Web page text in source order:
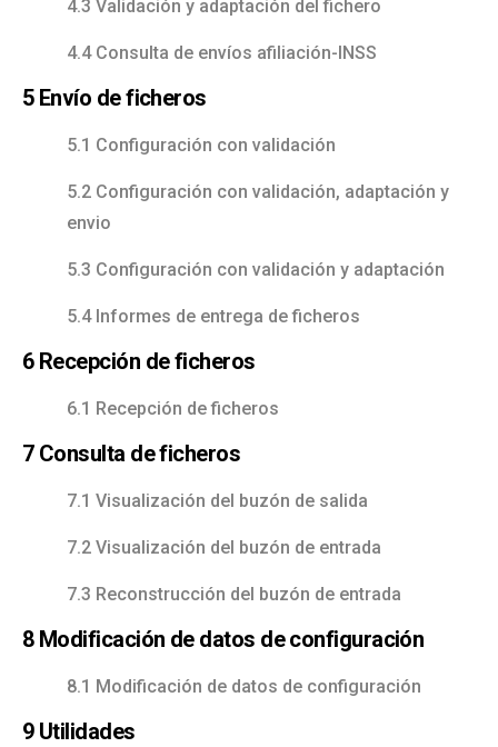
4.3 Validación y adaptación del fichero
4.4 Consulta de envíos afiliación-INSS
5 Envío de ficheros
5.1 Configuración con validación
5.2 Configuración con validación, adaptación y
envio
5.3 Configuración con validación y adaptación
5.4 Informes de entrega de ficheros
6 Recepción de ficheros
6.1 Recepción de ficheros
7 Consulta de ficheros
7.1 Visualización del buzón de salida
7.2 Visualización del buzón de entrada
7.3 Reconstrucción del buzón de entrada
8 Modificación de datos de configuración
8.1 Modificación de datos de configuración
9 Utilidades